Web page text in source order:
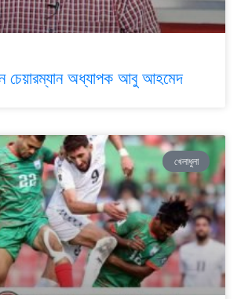
চেয়ারম্যান অধ্যাপক আবু আহমেদ
খেলাধুলা